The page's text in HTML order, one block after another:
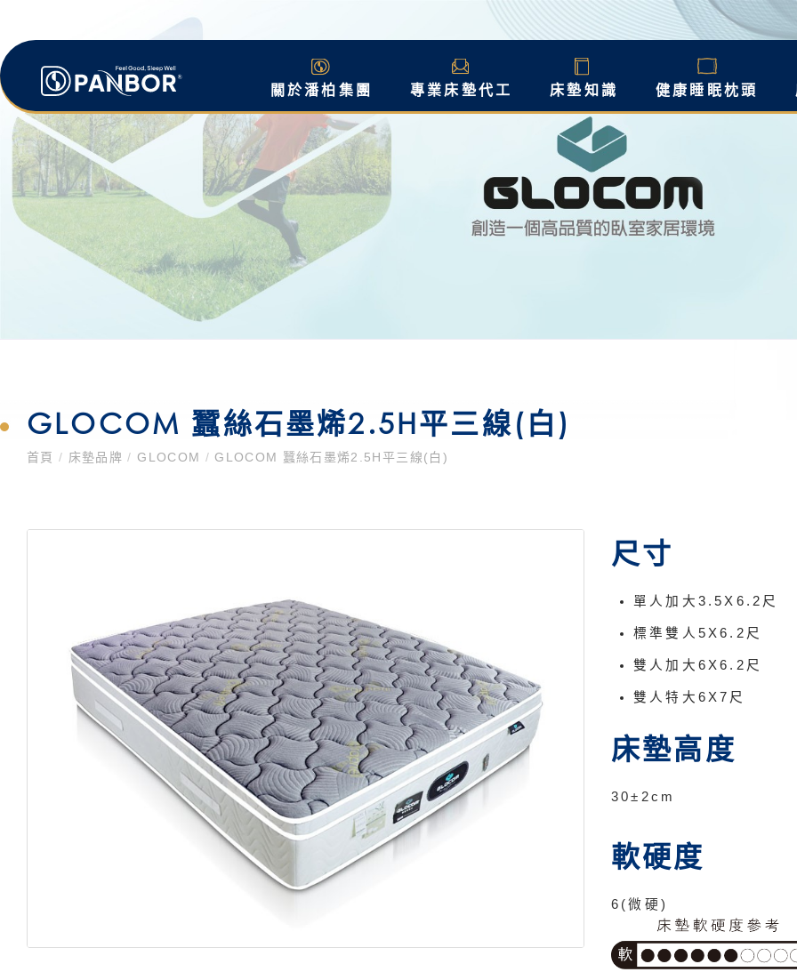
關於潘柏集團 專業床墊代工 床墊知識 健康睡眠枕頭
GLOCOM 蠶絲石墨烯2.5H平三線(白)
首頁/ 床墊品牌/ GLOCOM / GLOCOM 蠶絲石墨烯2.5H平三線(白)
尺寸
單人加大3.5X6.2尺
標準雙人5X6.2尺
雙人加大6X6.2尺
雙人特大6X7尺
床墊高度
30±2cm
軟硬度
6(微硬)